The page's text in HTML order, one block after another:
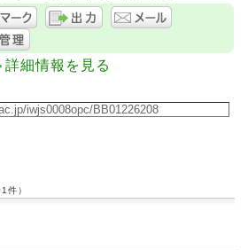
詳細情報を見る
件）